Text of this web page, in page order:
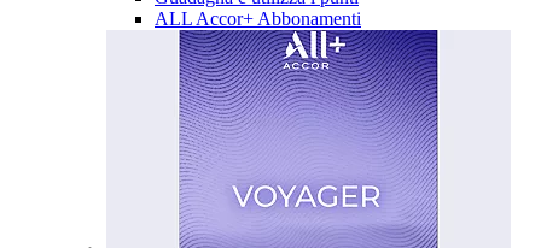
ALL Accor+ Abbonamenti